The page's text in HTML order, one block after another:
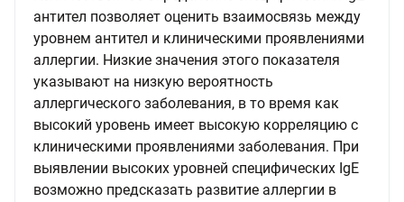
антител позволяет оценить взаимосвязь между
уровнем антител и клиническими проявлениями
аллергии. Низкие значения этого показателя
указывают на низкую вероятность
аллергического заболевания, в то время как
высокий уровень имеет высокую корреляцию с
клиническими проявлениями заболевания. При
выявлении высоких уровней специфических IgE
возможно предсказать развитие аллергии в